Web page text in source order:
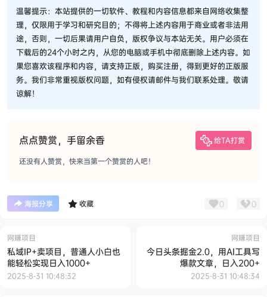
温馨提示：本站提供的一切软件、教程和内容信息都来自网络收集整
理，仅限用于学习和研究目的；不得将上述内容用于商业或者非法用
途，否则，一切后果请用户自负，版权争议与本站无关。用户必须在
下载后的24个小时之内，从您的电脑或手机中彻底删除上述内容。如
果您喜欢该程序和内容，请支持正版，购买注册，得到更好的正版服
务。我们非常重视版权问题，如有侵权请邮件与我们联系处理。敬请
谅解！
点点赞赏，手留余香 给TA打赏
还没有人赞赏，快来当第一个赞赏的人吧！
海报分享 收藏 0 0
网赚项目
私域IP+卖项目，普通人小白也
能轻松实现日入1000+
2025-8-31 10:48:32
网赚项目
今日头条掘金2.0，用AI工具写
爆款文章，日入200+
2025-8-31 10:48:34